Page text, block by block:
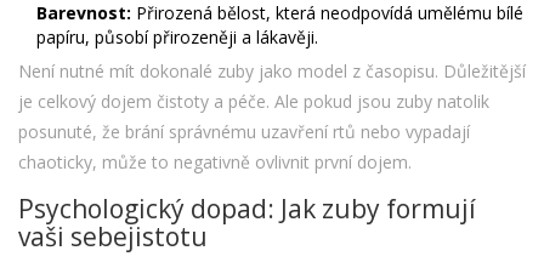
Barevnost: Přirozená bělost, která neodpovídá umělému bílé
papíru, působí přirozeněji a lákavěji.
Není nutné mít dokonalé zuby jako model z časopisu. Důležitější
je celkový dojem čistoty a péče. Ale pokud jsou zuby natolik
posunuté, že brání správnému uzavření rtů nebo vypadají
chaoticky, může to negativně ovlivnit první dojem.
Psychologický dopad: Jak zuby formují
vaši sebejistotu